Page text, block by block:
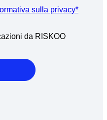
sulla privacy*
da RISKOO